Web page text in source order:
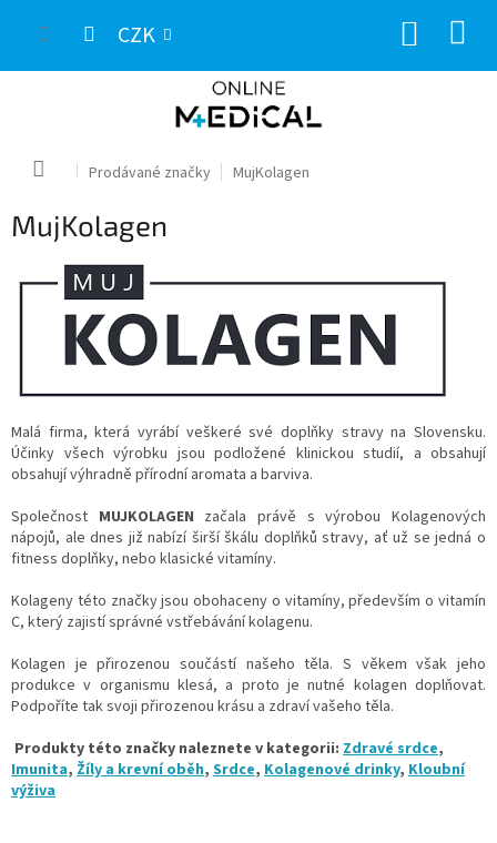
CZK
Domů Prodávané značky MujKolagen
MujKolagen
Malá firma, která vyrábí veškeré své doplňky stravy na Slovensku.
Účinky všech výrobku jsou podložené klinickou studií, a obsahují
obsahují výhradně přírodní aromata a barviva.
Společnost MUJKOLAGEN začala právě s výrobou Kolagenových
nápojů, ale dnes již nabízí širší škálu doplňků stravy, ať už se jedná o
fitness doplňky, nebo klasické vitamíny.
Kolageny této značky jsou obohaceny o vitamíny, především o vitamín
C, který zajistí správné vstřebávání kolagenu.
Kolagen je přirozenou součástí našeho těla. S věkem však jeho
produkce v organismu klesá, a proto je nutné kolagen doplňovat.
Podpoříte tak svoji přirozenou krásu a zdraví vašeho těla.
Produkty této značky naleznete v kategorii: Zdravé srdce,
Imunita, Žíly a krevní oběh, Srdce, Kolagenové drinky, Kloubní
výživa